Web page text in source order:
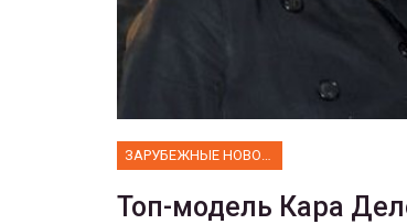
ЗАРУБЕЖНЫЕ НОВОСТИ
Топ-модель Кара
Июн